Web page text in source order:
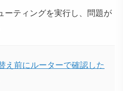
ティングを実行し、問題が
え前にルーターで確認した